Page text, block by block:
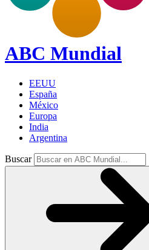
ABC Mundial
EEUU
España
México
Europa
India
Argentina
Buscar